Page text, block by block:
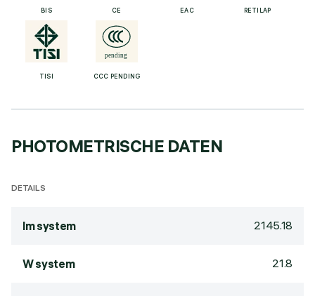
BIS CE EAC RETILAP
TISI CCC PENDING
PHOTOMETRISCHE DATEN
DETAILS
lm system 2145.18
W system 21.8